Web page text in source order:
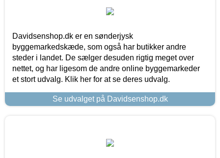
Davidsenshop.dk er en sønderjysk
byggemarkedskæde, som også har butikker andre
steder i landet. De sælger desuden rigtig meget over
nettet, og har ligesom de andre online byggemarkeder
et stort udvalg. Klik her for at se deres udvalg.
Se udvalget på Davidsenshop.dk